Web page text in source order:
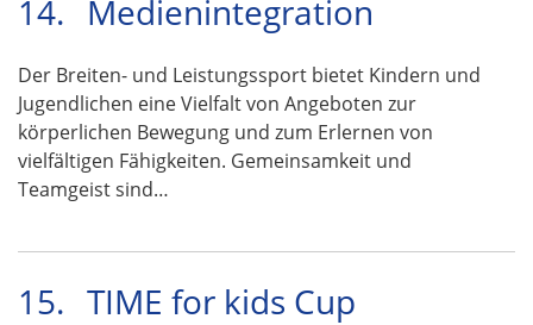
14. Medienintegration
Der Breiten- und Leistungssport bietet Kindern und
Jugendlichen eine Vielfalt von Angeboten zur
körperlichen Bewegung und zum Erlernen von
vielfältigen Fähigkeiten. Gemeinsamkeit und
Teamgeist sind…
15. TIME for kids Cup